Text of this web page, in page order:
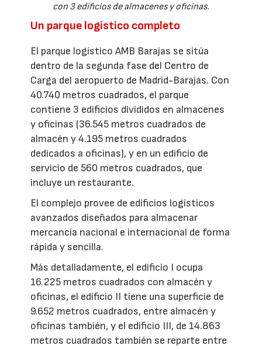
con 3 edificios de almacenes y oficinas.
Un parque logístico completo
El parque logístico AMB Barajas se sitúa
dentro de la segunda fase del Centro de
Carga del aeropuerto de Madrid-Barajas. Con
40.740 metros cuadrados, el parque
contiene 3 edificios divididos en almacenes
y oficinas (36.545 metros cuadrados de
almacén y 4.195 metros cuadrados
dedicados a oficinas), y en un edificio de
servicio de 560 metros cuadrados, que
incluye un restaurante.
El complejo provee de edificios logísticos
avanzados diseñados para almacenar
mercancía nacional e internacional de forma
rápida y sencilla.
Más detalladamente, el edificio I ocupa
16.225 metros cuadrados con almacén y
oficinas, el edificio II tiene una superficie de
9.652 metros cuadrados, entre almacén y
oficinas también, y el edificio III, de 14.863
metros cuadrados también se reparte entre